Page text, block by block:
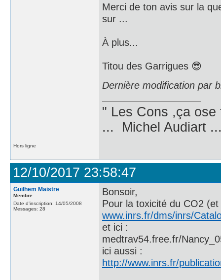
Merci de ton avis sur la
sur ...
À plus...
Titou des Garrigues 😎
Dernière modification par
" Les Cons ,ça
... Michel Audiart
Hors ligne
12/10/2017 23:58:47
Guilhem Maistre
Membre
Date d'inscription: 14/05/2008
Messages: 28
Bonsoir,
Pour la toxicité du CO2
www.inrs.fr/dms/inrs/
et ici :
medtrav54.free.fr/
ici aussi :
http://www.inrs.fr/